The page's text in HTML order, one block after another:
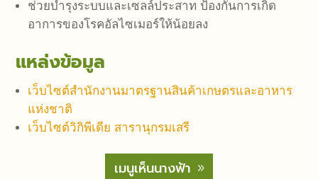
ช่วยบำรุงระบบและเซลล์ประสาท ป้องกันการเกิด
อาการของโรคอัลไซเมอร์ให้น้อยลง
แหล่งข้อมูล
เว็บไซต์สำนักงานมาตรฐานสินค้าเกษตรและอาหาร
แห่งชาติ
เว็บไซต์วิกิพีเดีย สารานุกรมเสรี
เมนูเห็นนางฟ้า